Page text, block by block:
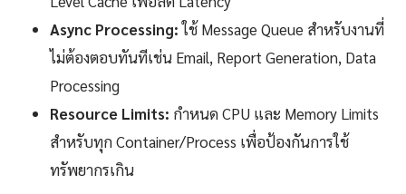
Async Processing:ใช้ Message Queue สำหรับงานที่
ไม่ต้องตอบทันทีเช่น Email, Report Generation, Data
Processing
Resource Limits: กำหนด CPU และ Memory Limits
สำหรับทุก Container/Process เพื่อป้องกันการใช้
ทรัพยากรเกิน